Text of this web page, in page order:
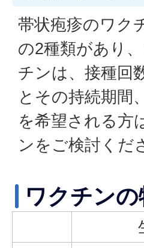
帯状疱疹のワク
の2種類があり
チンは、接種回
とその持続期間
を希望される方
ンをご検討くだ
ワクチン